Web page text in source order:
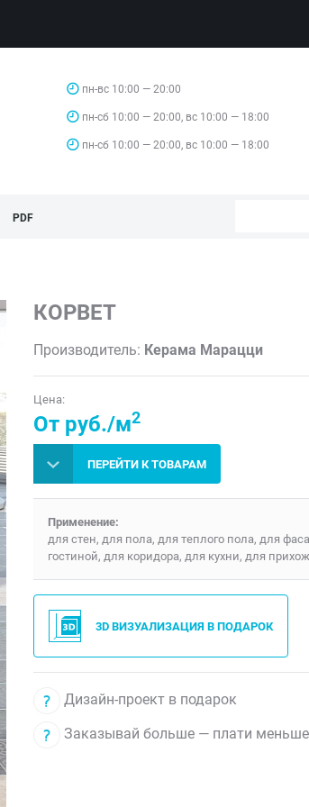
пн-вс 10:00 — 20:00
пн-сб 10:00 — 20:00, вс 10:00 — 18:00
пн-сб 10:00 — 20:00, вс 10:00 — 18:00
PDF
КОРВЕТ
Производитель: Керама Марацци
Цена:
От руб./м2
ПЕРЕЙТИ К ТОВАРАМ
Применение:
для стен, для пола, для теплого пола, для
гостиной, для коридора, для кухни, для
3D ВИЗУАЛИЗАЦИЯ В ПОДАРОК
Дизайн-проект в подарок
Заказывай больше — плати меньше